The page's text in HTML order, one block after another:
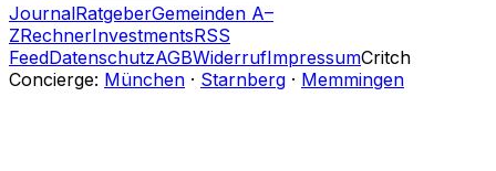
JournalRatgeberGemeinden A–
ZRechnerInvestmentsRSS
FeedDatenschutzAGBWiderrufImpressumCritch
Concierge: München · Starnberg · Memmingen